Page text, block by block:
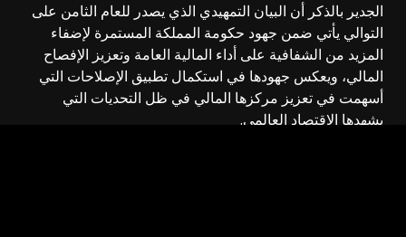
الجدير بالذكر أن البيان التمهيدي الذي يصدر للعام الثامن على
التوالي يأتي ضمن جهود حكومة المملكة المستمرة لإضفاء
المزيد من الشفافية على أداء المالية العامة وتعزيز الإفصاح
المالي، ويعكس جهودها في استكمال تطبيق الإصلاحات التي
أسهمت في تعزيز مركزها المالي في ظل التحديات التي
يشهدها الاقتصاد العالمي.